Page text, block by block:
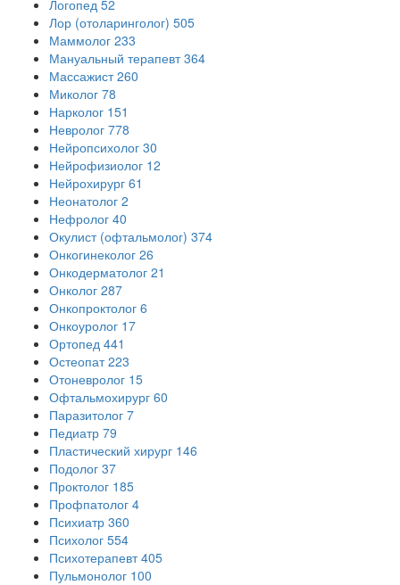
Логопед 52
Лор (отоларинголог) 505
Маммолог 233
Мануальный терапевт 364
Массажист 260
Миколог 78
Нарколог 151
Невролог 778
Нейропсихолог 30
Нейрофизиолог 12
Нейрохирург 61
Неонатолог 2
Нефролог 40
Окулист (офтальмолог) 374
Онкогинеколог 26
Онкодерматолог 21
Онколог 287
Онкопроктолог 6
Онкоуролог 17
Ортопед 441
Остеопат 223
Отоневролог 15
Офтальмохирург 60
Паразитолог 7
Педиатр 79
Пластический хирург 146
Подолог 37
Проктолог 185
Профпатолог 4
Психиатр 360
Психолог 554
Психотерапевт 405
Пульмонолог 100